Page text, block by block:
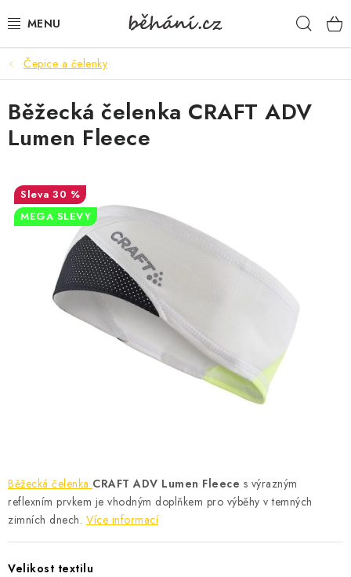
na
BOTY PÁNSKÉ
BOTY DÁMSKÉ
PÁNSKÉ OBLEČENÍ
DÁMSKÉ OBLEČENÍ
DOPLŇKY
DÁRKOVÉ POUKAZY
VELIKOSTNÍ TABULKY
VÝŽIVA
SPORTY
Čepice a čelenky
Běžecká čelenka CRAFT ADV Lumen Fleece s výrazným
reflexním prvkem je vhodným doplňkem pro výběhy v temných
zimních dnech. Více informací
Velikost textilu
Běžecká čelenka CRAFT ADV
Lumen Fleece
30 %
MEGA SLEVY